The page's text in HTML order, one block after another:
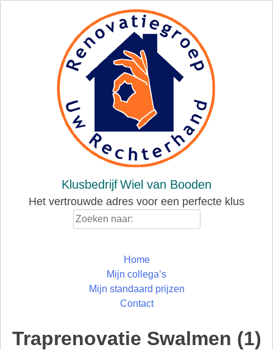
KlusbedrijfWiel van Booden
Het vertrouwde adres voor een perfecte klus
Home
Mijn collega’s
Mijn standaard prijzen
Contact
Traprenovatie Swalmen (1)